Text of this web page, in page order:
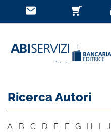
Ricerca Autori
A B C D E F G H I J